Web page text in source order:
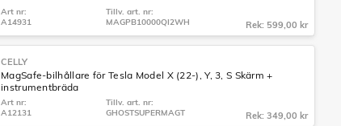
Art nr:
A14931
Tillv. art. nr:
MAGPB10000QI2WH
Rek: 599,00 kr
CELLY
MagSafe-bilhållare för Tesla Model X (22-), Y, 3, S Skärm +
instrumentbräda
Art nr:
A12131
Tillv. art. nr:
GHOSTSUPERMAGT
Rek: 349,00 kr